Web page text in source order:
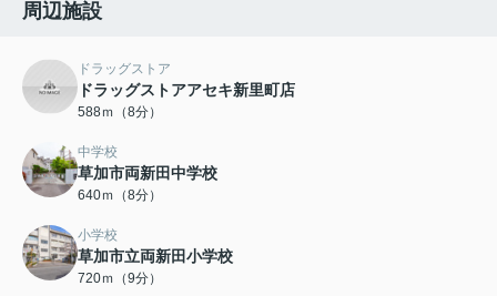
周辺施設
ドラッグストア
ドラッグストアアセキ新里町店
588ｍ（8分）
中学校
草加市両新田中学校
640ｍ（8分）
小学校
草加市立両新田小学校
720ｍ（9分）